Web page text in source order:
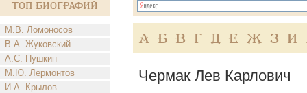
Топ Биографий
М.В. Ломоносов
В.А. Жуковский
А.С. Пушкин
М.Ю. Лермонтов
И.А. Крылов
А Б В Г Д Е Ж З И
Чермак Лев Карлович